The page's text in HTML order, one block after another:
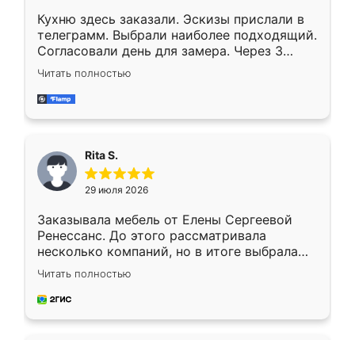
Кухню здесь заказали. Эскизы прислали в
телеграмм. Выбрали наиболее подходящий.
Согласовали день для замера. Через 3
недели кухня была уже готова. Остались
довольны работой. Спасибо Ренессанс
мебель за качественную работу!
Читать полностью
Rita S.
29 июля 2026
Заказывала мебель от Елены Сергеевой
Ренессанс. До этого рассматривала
несколько компаний, но в итоге выбрала
эту. Сначала обговорили условия, потом
приехал замерщик, всё спокойно объяснил
и снял размеры. Изготовили в срок, с
Читать полностью